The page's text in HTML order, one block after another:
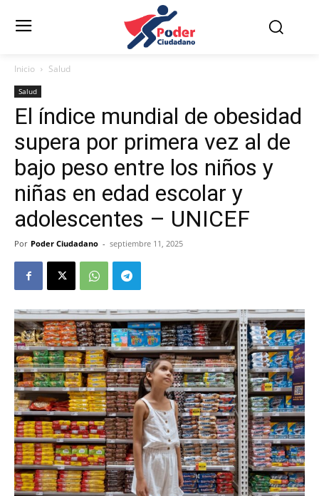
Inicio Salud
Salud
El índice mundial de obesidad
supera por primera vez al de
bajo peso entre los niños y
niñas en edad escolar y
adolescentes – UNICEF
Por Poder Ciudadano - septiembre 11, 2025